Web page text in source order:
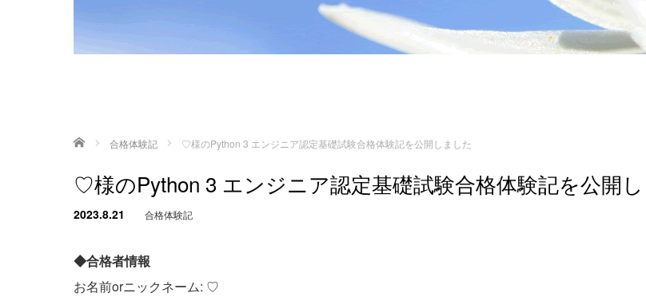
ホーム 合格体験記 ♡様のPython 3 エンジニア認定基礎試験合格体験記を公開しました
♡様のPython 3 エンジニア認定基礎試験合格体験記を公開
2023.8.21 合格体験記
◆合格者情報
お名前orニックネーム: ♡